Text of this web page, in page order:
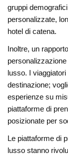
gruppi
personalizzate,
hotel di catena.
Inoltre, un
lusso. I
destinazione;
esperienze su
piattaforme di
posizionate per
Le piattaforme di
lusso stanno